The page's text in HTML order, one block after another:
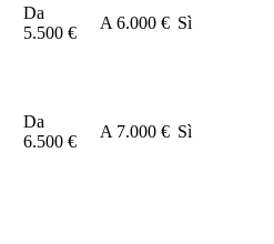
Da
5.500 €
A 6.000 € Sì
Da
6.500 €
A 7.000 € Sì